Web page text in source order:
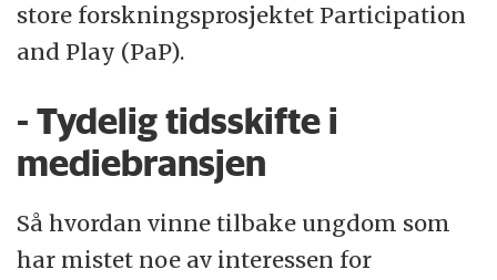
store forskningsprosjektet Participation
and Play (PaP).
- Tydelig tidsskifte i
mediebransjen
Så hvordan vinne tilbake ungdom som
har mistet noe av interessen for